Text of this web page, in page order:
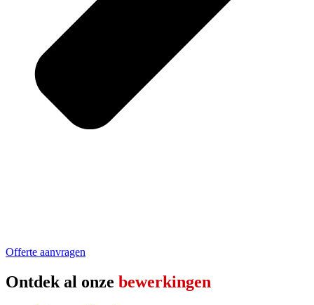
Offerte aanvragen
Ontdek al onze bewerkingen